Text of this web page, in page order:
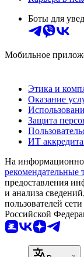
Боты для
Мобильное
Этика и
Оказание
Защита
ИТ
На
рекомендательные
предоставления
и анализа
пользователей
Российской